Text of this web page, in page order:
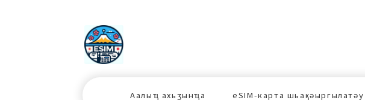
ナ
ビ
ゲ
コ
ン
テ
Аалыҵ ахьӡынҵа eSIM-карта шьақәыргылатәу